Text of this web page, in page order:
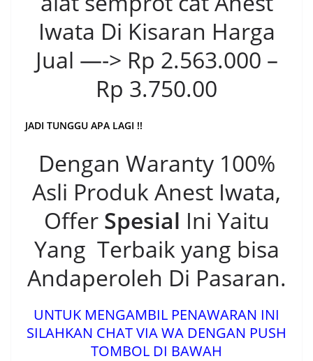
Iwata Di Kisaran Harga
Jual —-> Rp 2.563.000 –
Rp 3.750.00
JADI TUNGGU APA LAGI !!
Dengan Waranty 100%
Asli Produk Anest Iwata,
Offer Spesial Ini Yaitu
Yang Terbaik yang bisa
Andaperoleh Di Pasaran.
UNTUK MENGAMBIL PENAWARAN INI
SILAHKAN CHAT VIA WA DENGAN PUSH
TOMBOL DI BAWAH